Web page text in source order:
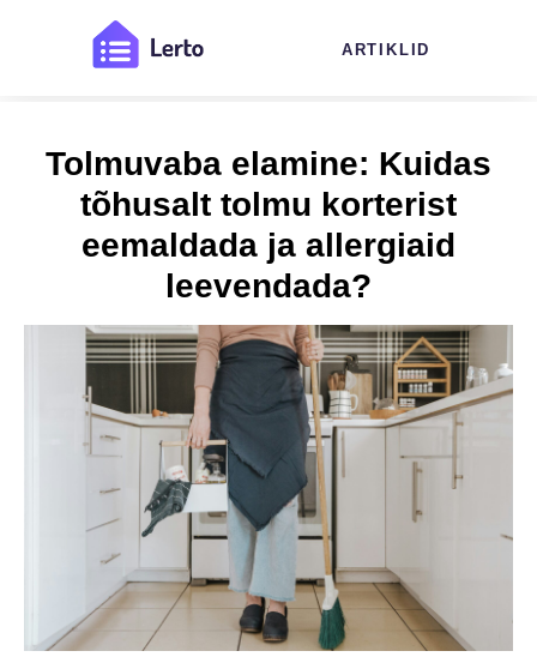
ARTIKLID
Tolmuvaba elamine: Kuidas
tõhusalt tolmu korterist
eemaldada ja allergiaid
leevendada?